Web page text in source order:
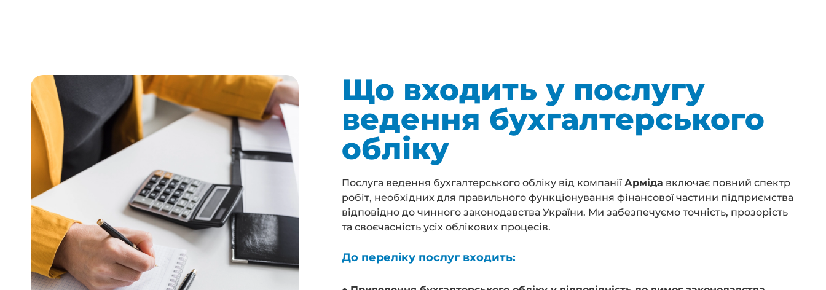
Що входить у послугу
ведення бухгалтерського
обліку
Послуга ведення бухгалтерського обліку від компанії Арміда включає повний спектр
робіт, необхідних для правильного функціонування фінансової частини підприємства
відповідно до чинного законодавства України. Ми забезпечуємо точність, прозорість
та своєчасність усіх облікових процесів.
До переліку послуг входить: